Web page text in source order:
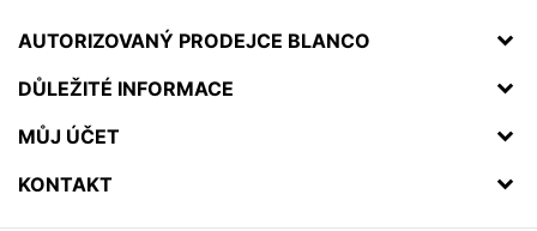
AUTORIZOVANÝ PRODEJCE BLANCO
DŮLEŽITÉ INFORMACE
MŮJ ÚČET
KONTAKT